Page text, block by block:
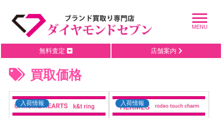
無料査定 店舗案内
買取価格
入荷情報 入荷情報